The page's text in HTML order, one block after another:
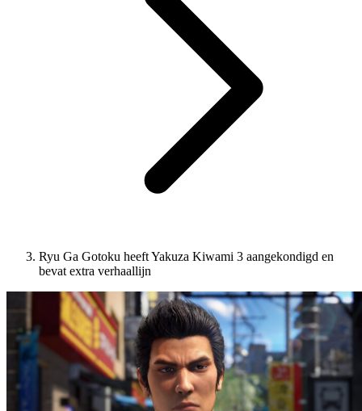
Ryu Ga Gotoku heeft Yakuza Kiwami 3 aangekondigd en
bevat extra verhaallijn